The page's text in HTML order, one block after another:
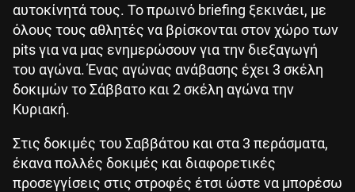
αυτοκίνητά τους. Το πρωινό briefing ξεκινάει, με
όλους τους αθλητές να βρίσκονται στον χώρο των
pits για να μας ενημερώσουν για την διεξαγωγή
του αγώνα. Ένας αγώνας ανάβασης έχει 3 σκέλη
δοκιμών το Σάββατο και 2 σκέλη αγώνα την
Κυριακή.
Στις δοκιμές του Σαββάτου και στα 3 περάσματα,
έκανα πολλές δοκιμές και διαφορετικές
προσεγγίσεις στις στροφές έτσι ώστε να μπορέσω